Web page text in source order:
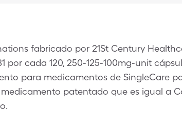
fabricado por 21St Century
por cada 120, 250-125-100mg-unit
para medicamentos de SingleCare
patentado que es igual a